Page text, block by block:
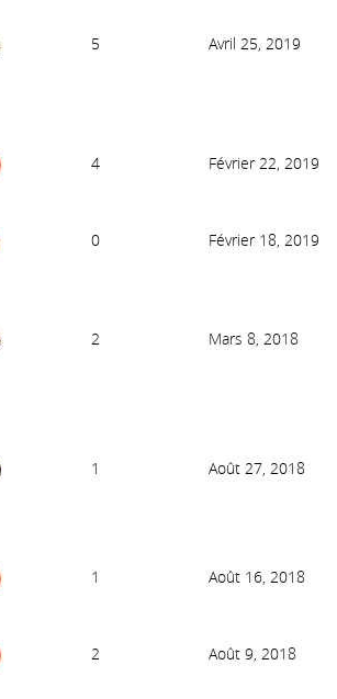
5 Avril 25, 2019
4 Février 22, 2019
0 Février 18, 2019
2 Mars 8, 2018
1 Août 27, 2018
1 Août 16, 2018
2 Août 9, 2018